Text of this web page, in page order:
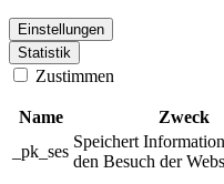
Einstellungen
Statistik
Zustimmen
Name Zweck
_pk_ses
Speichert
den Besuch der